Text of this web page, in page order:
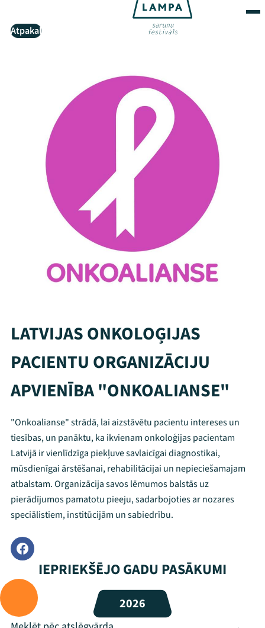
Atpakaļ
LATVIJAS ONKOLOĢIJAS
PACIENTU ORGANIZĀCIJU
APVIENĪBA "ONKOALIANSE"
"Onkoalianse" strādā, lai aizstāvētu pacientu intereses un
tiesības, un panāktu, ka ikvienam onkoloģijas pacientam
Latvijā ir vienlīdzīga piekļuve savlaicīgai diagnostikai,
mūsdienīgai ārstēšanai, rehabilitācijai un nepieciešamajam
atbalstam. Organizācija savos lēmumos balstās uz
pierādījumos pamatotu pieeju, sadarbojoties ar nozares
speciālistiem, institūcijām un sabiedrību.
IEPRIEKŠĒJO GADU PASĀKUMI
2026